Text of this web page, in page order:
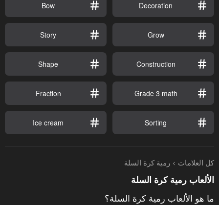
Decoration
Bow
Grow
Story
Construction
Shape
Grade 3 math
Fraction
Sorting
Ice cream
كل العلامات رمية كرة السلة
الألعاب رمية كرة السلة
ما هو الألعاب رمية كرة السلة؟